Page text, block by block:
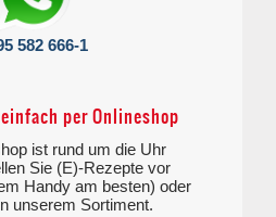
582 666-1
per Onlineshop
ist rund um die Uhr
Sie (E)-Rezepte vor
Handy am besten) oder
unserem Sortiment.